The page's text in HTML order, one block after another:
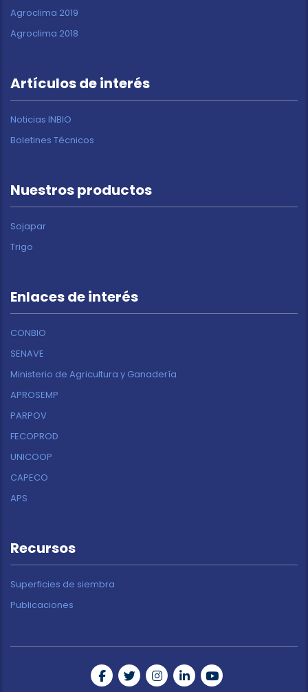
Agroclima 2019
Agroclima 2018
Artículos de interés
Noticias INBIO
Boletines Técnicos
Nuestros productos
Sojapar
Trigo
Enlaces de interés
CONBIO
SENAVE
Ministerio de Agricultura y Ganadería
APROSEMP
PARPOV
FECOPROD
UNICOOP
CAPECO
APS
Recursos
Superficies de siembra
Publicaciones